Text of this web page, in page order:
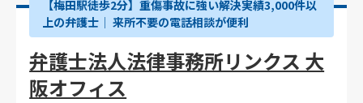
【梅田駅徒歩2分】重傷事故に強い解決実績3,000件以
上の弁護士│ 来所不要の電話相談が便利
弁護士法人法律事務所リンクス 大
阪オフィス